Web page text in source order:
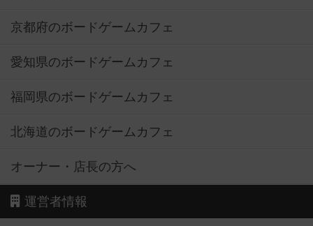
京都府のボードゲームカフェ
愛知県のボードゲームカフェ
福岡県のボードゲームカフェ
北海道のボードゲームカフェ
オーナー・店長の方へ
運営者情報